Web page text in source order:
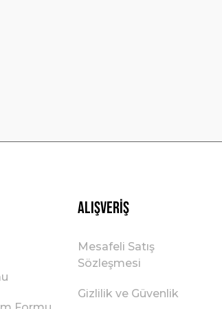
Alışveriş
Mesafeli Satış
Sözleşmesi
Gizlilik ve Güvenlik